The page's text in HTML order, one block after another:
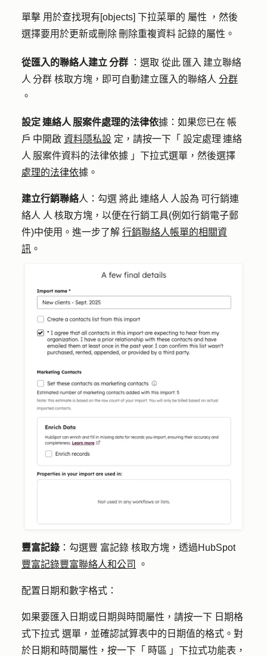
單擊 用於查找現有[objects] 下拉菜單的 屬性 ，然後
選擇要用於更新或刪除 刪除重複資料 記錄的屬性。
從匯入的聯絡人建立 分群 ：選取 從此 匯入 建立聯絡
人 分群 核取方塊，即可自動建立匯入的聯絡人 分群
。
設定 連絡人 服案件處理的法律依據 ： 如果您已在 帳
戶 中開啟 資料隱私設 定，請按一下「 設定處理 連絡
人 服案件資料的法律依據 」下拉式選單，然後選擇
處理的法律依據。
建立行銷聯絡人： 勾選 將此 連絡人 人設為 可行銷連
絡人 人 核取方塊，以便在行銷工具(例如行銷電子郵
件)中使用。進一步了解 行銷聯絡人帳單的相關資
訊 。
豐富記錄 ： 勾選豐 富記錄 核取方塊，透過HubSpot
豐富記錄豐富聯絡人和公司
。
配置日期和數字格式 ：
如果要匯入日期或日期與時間屬性，請按一下 日期格
式下拉式 選單，並確認試算表中的日期值的格式。對
於日期和時間屬性，按一下「 時區 」下拉式功能表，